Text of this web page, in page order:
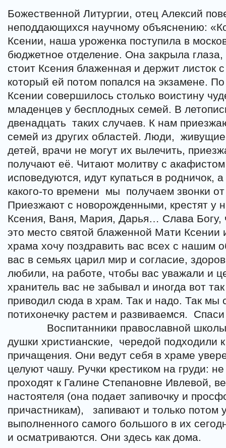
Божественной Литургии, отец Алексий
неподдающихся научному объяснению:
Ксении, наша уроженка поступила в
бюджетное отделение. Она закрыла
стоит Ксения блаженная и держит листок
который ей потом попался на экзамене.
Ксении совершилось столько воистину
младенцев у бесплодных семей. В
двенадцать таких случаев. К нам
семей из других областей. Люди,
детей, врачи не могут их вылечить,
получают её. Читают молитву с
исповедуются, идут купаться в родничок,
какого-то времени
мы
получаем звонки
Приезжают с новорожденными, крестят у
Ксения, Ваня, Мария, Дарья… Слава Богу,
это место святой блаженной Мати Ксении
храма хочу поздравить вас всех с нашим
вас в семьях царил мир и согласие,
любили, на работе, чтобы вас уважали и
хранитель вас не забывал и иногда вот
приводил сюда в храм. Так и надо. Так мы
потихонечку растем и развиваемся.
Воспитанники православной
душки христианские,
чередой подходили
причащения. Они ведут себя в храме
целуют чашу. Ручки крестиком на груди:
проходят к Галине Степановне Ивлевой,
настоятеля (она подает запивочку и
причастникам),
запивают и только потом
выполненного самого большого в их
и осматриваются. Они здесь как дома.